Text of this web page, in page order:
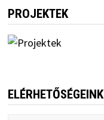
PROJEKTEK
ELÉRHETŐSÉGEINK